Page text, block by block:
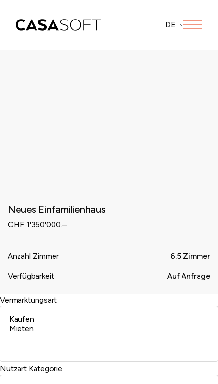
DE
Neues Einfamilienhaus
CHF 1'350'000.–
Anzahl Zimmer 6.5 Zimmer
Verfügbarkeit Auf Anfrage
Vermarktungsart
Nutzart Kategorie